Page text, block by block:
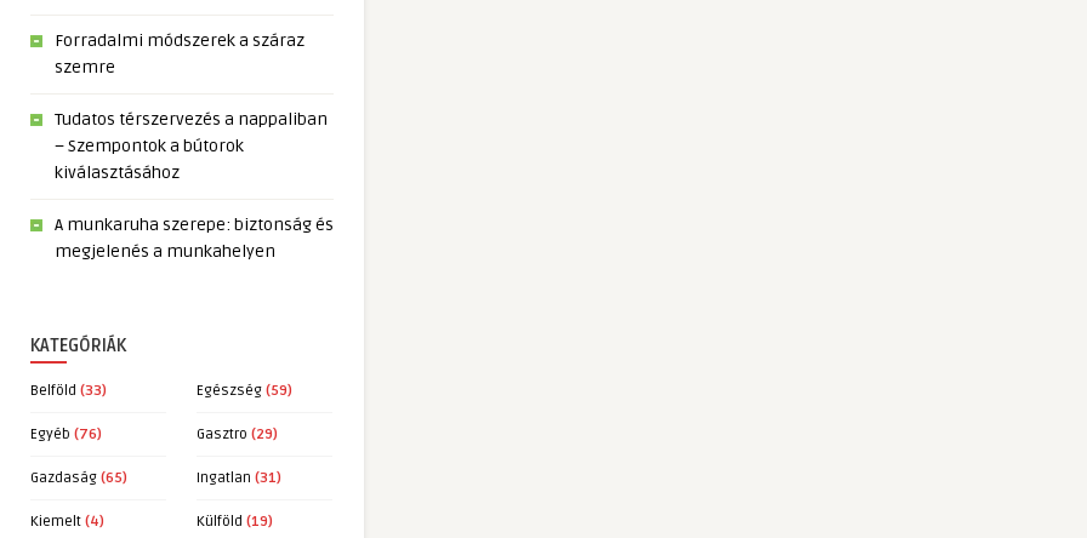
Forradalmi módszerek a száraz
szemre
Tudatos térszervezés a nappaliban
– Szempontok a bútorok
kiválasztásához
A munkaruha szerepe: biztonság és
megjelenés a munkahelyen
KATEGÓRIÁK
Belföld (33) Egészség (59)
Egyéb (76) Gasztro (29)
Gazdaság (65) Ingatlan (31)
Kiemelt (4) Külföld (19)